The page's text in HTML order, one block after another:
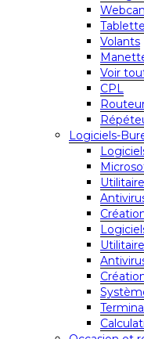
Volants
Voir
CPL
Logiciels-